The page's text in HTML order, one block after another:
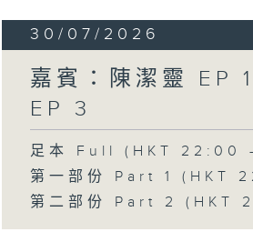
30/07/2026
嘉賓：陳潔靈 EP
EP 3
足本 Full (HKT 22:00
第一部份 Part 1 (HKT
第二部份 Part 2 (HKT